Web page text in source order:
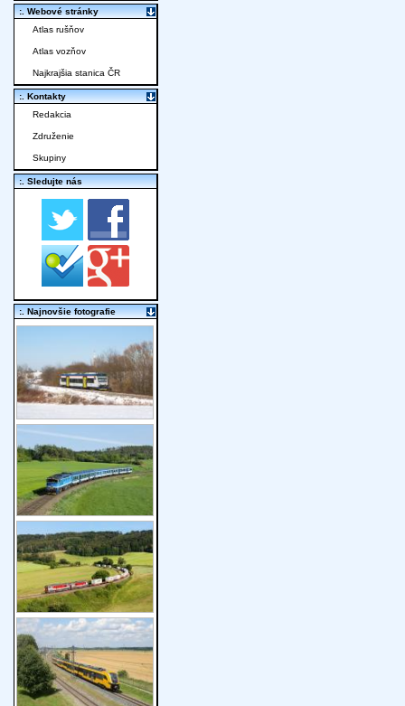
:. Webové stránky
Atlas rušňov
Atlas vozňov
Najkrajšia stanica ČR
:. Kontakty
Redakcia
Združenie
Skupiny
:. Sledujte nás
:. Najnovšie fotografie